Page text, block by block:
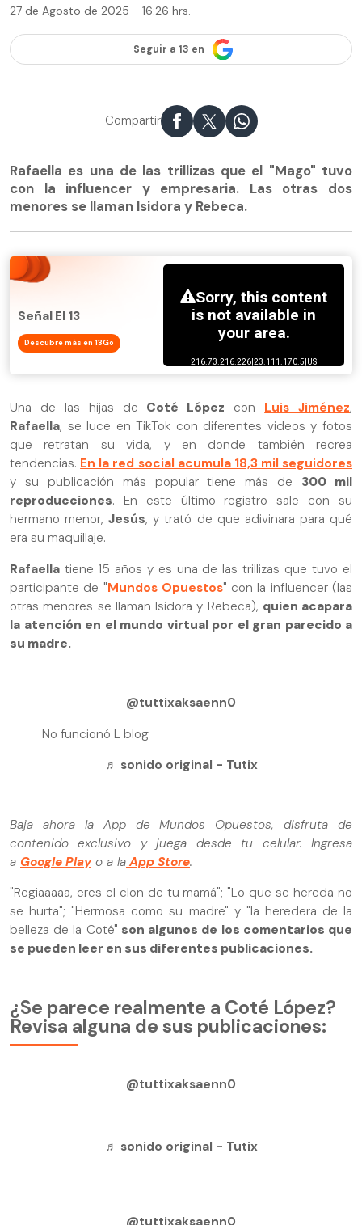
27 de Agosto de 2025 - 16:26 hrs.
Seguir a 13 en
Compartir
Rafaella es una de las trillizas que el "Mago" tuvo
con la influencer y empresaria. Las otras dos
menores se llaman Isidora y Rebeca.
Señal El 13
Descubre más en 13Go
Una de las hijas de Coté López con Luis Jiménez,
Rafaella, se luce en TikTok con diferentes videos y fotos
que retratan su vida, y en donde también recrea
tendencias. En la red social acumula 18,3 mil seguidores
y su publicación más popular tiene más de 300 mil
reproducciones. En este último registro sale con su
hermano menor,Jesús, y trató de que adivinara para qué
era su maquillaje.
Rafaella tiene 15 años y es una de las trillizas que tuvo el
participante de "Mundos Opuestos" con la influencer (las
otras menores se llaman Isidora y Rebeca), quien acapara
la atención en el mundo virtual por el gran parecido a
su madre.
@tuttixaksaenn0
No funcionó L blog
♬ sonido original - Tutix
Baja ahora la App de Mundos Opuestos, disfruta de
contenido exclusivo y juega desde tu celular. Ingresa
a Google Playo a laApp Store.
"Regiaaaaa, eres el clon de tu mamá"; "Lo que se hereda no
se hurta"; "Hermosa como su madre" y "la heredera de la
belleza de la Coté" son algunos de los comentarios que
se pueden leer en sus diferentes publicaciones.
¿Se parece realmente a Coté López?
Revisa alguna de sus publicaciones:
@tuttixaksaenn0
♬ sonido original - Tutix